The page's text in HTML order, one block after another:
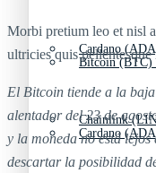
Cardano
Chainlink
Bitcoin (BTC)
Cardano
Morbi pretium leo et nisl
ultricies quis
El Bitcoin tiende a la
alentador del 23 de
y la moneda no está lejos
descartar la posibilidad